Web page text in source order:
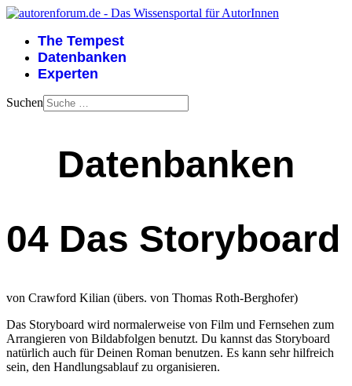
The Tempest
Datenbanken
Experten
Suchen
Datenbanken
04 Das Storyboard
von Crawford Kilian (übers. von Thomas Roth-Berghofer)
Das Storyboard wird normalerweise von Film und Fernsehen zum
Arrangieren von Bildabfolgen benutzt. Du kannst das Storyboard
natürlich auch für Deinen Roman benutzen. Es kann sehr hilfreich
sein, den Handlungsablauf zu organisieren.